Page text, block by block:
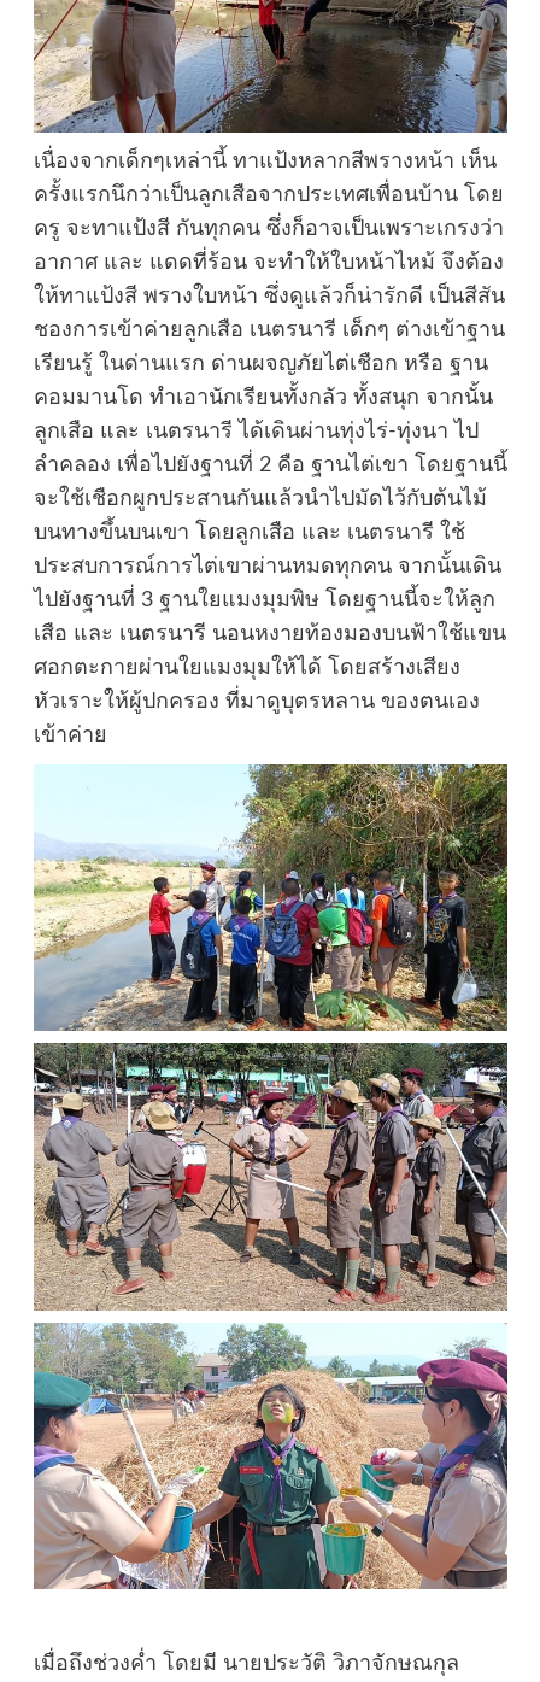
เนื่องจากเด็กๆเหล่านี้ ทาแป้งหลากสีพรางหน้า เห็น
ครั้งแรกนึกว่าเป็นลูกเสือจากประเทศเพื่อนบ้าน โดย
ครู จะทาแป้งสี กันทุกคน ซึ่งก็อาจเป็นเพราะเกรงว่า
อากาศ และ แดดที่ร้อน จะทำให้ใบหน้าไหม้ จึงต้อง
ให้ทาแป้งสี พรางใบหน้า ซึ่งดูแล้วก็น่ารักดี เป็นสีสัน
ชองการเข้าค่ายลูกเสือ เนตรนารี เด็กๆ ต่างเข้าฐาน
เรียนรู้ ในด่านแรก ด่านผจญภัยไต่เชือก หรือ ฐาน
คอมมานโด ทำเอานักเรียนทั้งกลัว ทั้งสนุก จากนั้น
ลูกเสือ และ เนตรนารี ได้เดินผ่านทุ่งไร่-ทุ่งนา ไป
ลำคลอง เพื่อไปยังฐานที่ 2 คือ ฐานไต่เขา โดยฐานนี้
จะใช้เชือกผูกประสานกันแล้วนำไปมัดไว้กับต้นไม้
บนทางขึ้นบนเขา โดยลูกเสือ และ เนตรนารี ใช้
ประสบการณ์การไต่เขาผ่านหมดทุกคน จากนั้นเดิน
ไปยังฐานที่ 3 ฐานใยแมงมุมพิษ โดยฐานนี้จะให้ลูก
เสือ และ เนตรนารี นอนหงายท้องมองบนฟ้าใช้แขน
ศอกตะกายผ่านใยแมงมุมให้ได้ โดยสร้างเสียง
หัวเราะให้ผู้ปกครอง ที่มาดูบุตรหลาน ของตนเอง
เข้าค่าย
เมื่อถึงช่วงค่ำ โดยมี นายประวัติ วิภาจักษณกุล